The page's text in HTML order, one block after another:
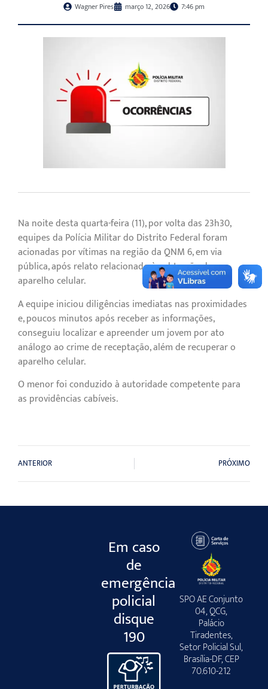
Wagner Pires março 12, 2026 7:46 pm
Na noite desta quarta-feira (11), por volta das 23h30,
equipes da Polícia Militar do Distrito Federal foram
acionadas por vítimas na região da QNM 6, em via
pública, após relato relacionado à subtração de um
aparelho celular.
A equipe iniciou diligências imediatas nas proximidades
e, poucos minutos após receber as informações,
conseguiu localizar e apreender um jovem por ato
análogo ao crime de receptação, além de recuperar o
aparelho celular.
O menor foi conduzido à autoridade competente para
as providências cabíveis.
ANTERIOR PRÓXIMO
Em caso
de
emergência
policial
disque
190
SPO AE Conjunto
04, QCG,
Palácio
Tiradentes,
Setor Policial Sul,
Brasília-DF, CEP
70.610-212